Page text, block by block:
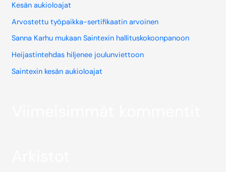
Kesän aukioloajat
Arvostettu työpaikka-sertifikaatin arvoinen
Sanna Karhu mukaan Saintexin hallituskokoonpanoon
Heijastintehdas hiljenee joulunviettoon
Saintexin kesän aukioloajat